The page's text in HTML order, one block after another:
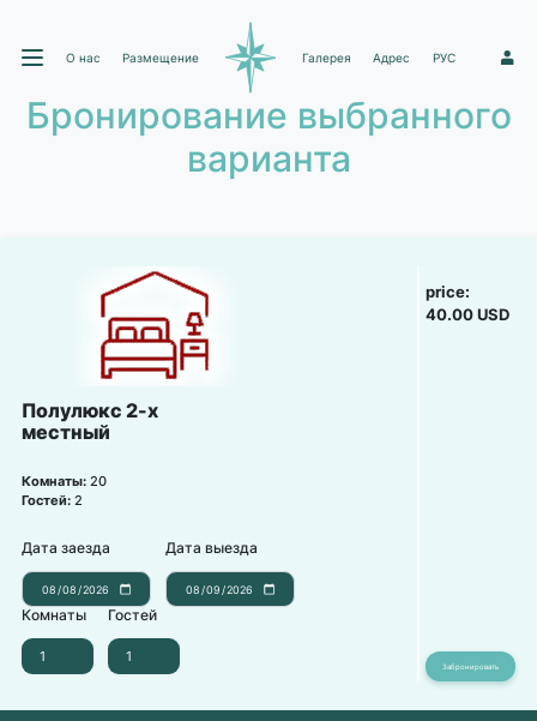
О нас Размещение Галерея Адрес РУС 1
Бронирование выбранного
варианта
Полулюкс 2-х
местный
Комнаты: 20
Гостей: 2
Дата заезда Дата выезда
Комнаты Гостей
price:
40.00 USD